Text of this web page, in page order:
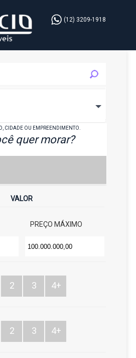
(12) 3209-1918
CIDADE OU EMPREENDIMENTO.
OU EMPREENDIMENTO
VALOR
PREÇO MÁXIMO
2 3 4+
2 3 4+